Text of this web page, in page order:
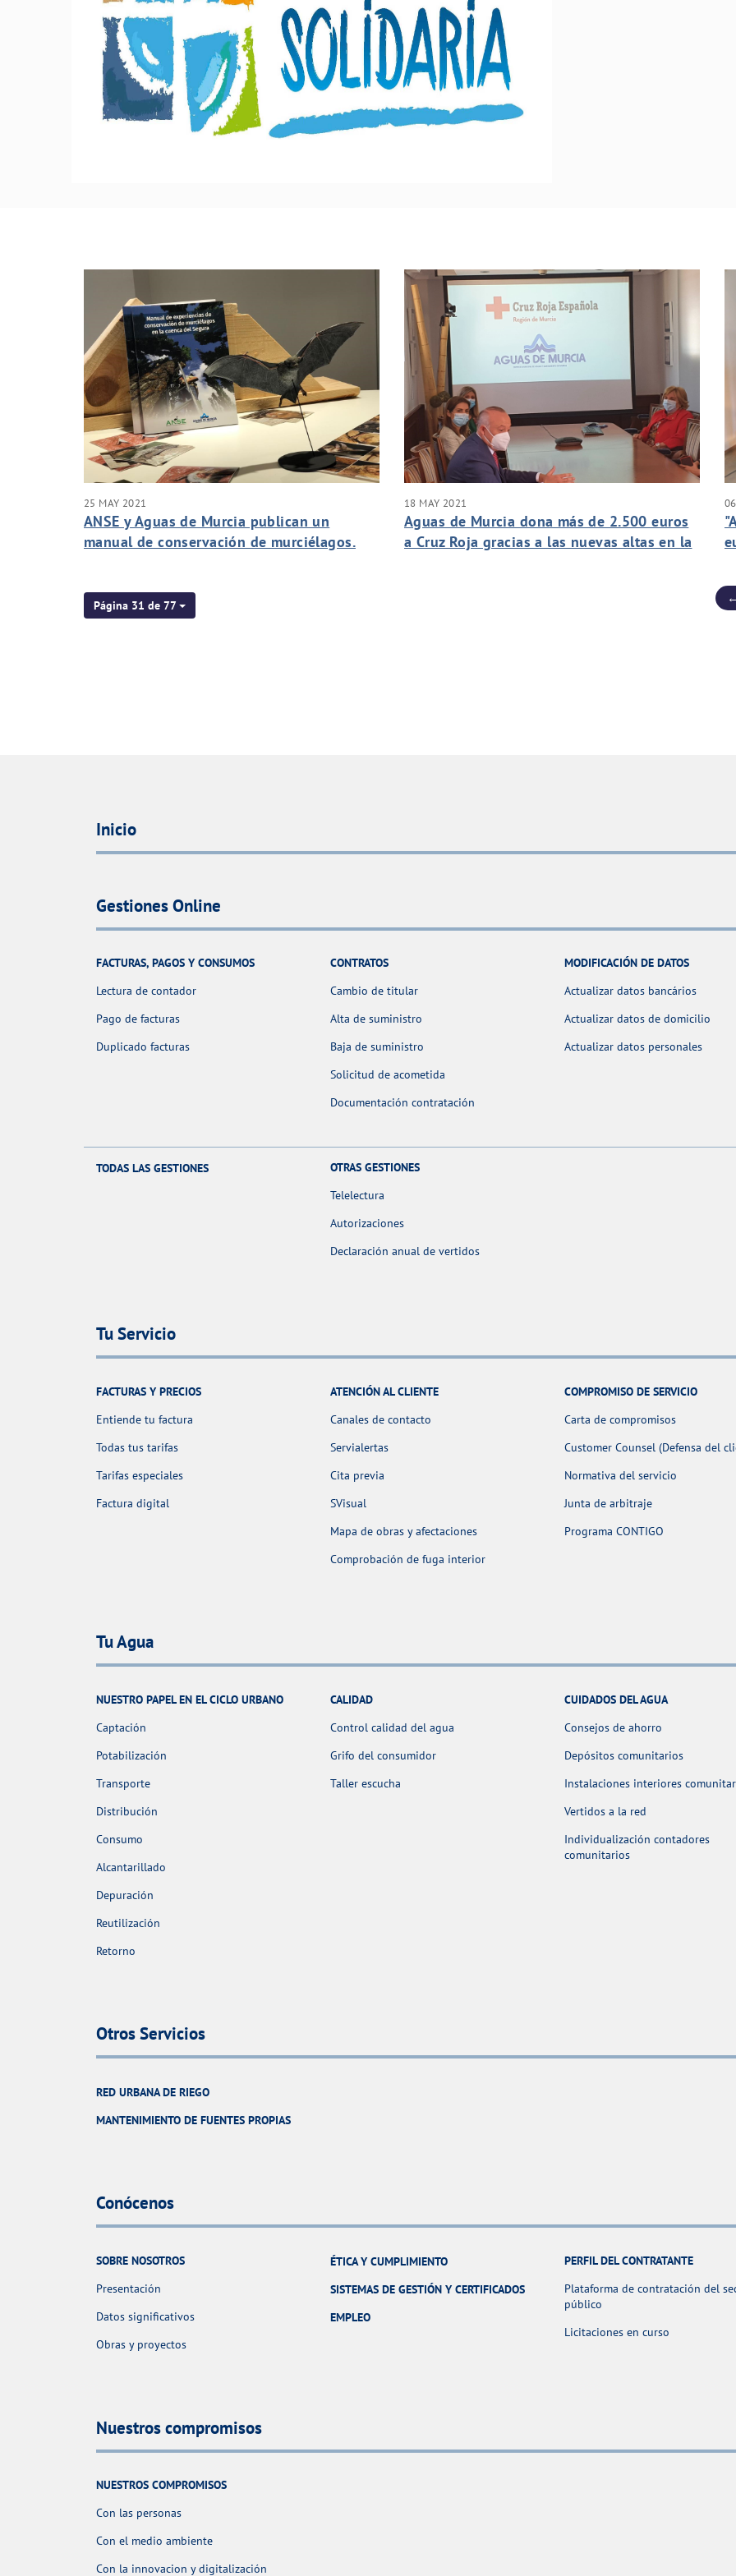
25 MAY 2021
ANSE y Aguas de Murcia publican un
manual de conservación de murciélagos.
18 MAY 2021
Aguas de Murcia dona más de 2.500 euros
a Cruz Roja gracias a las nuevas altas en la
Página 31 de 77
Inicio
Gestiones Online
FACTURAS, PAGOS Y CONSUMOS
Lectura de contador
Pago de facturas
Duplicado facturas
CONTRATOS
Cambio de titular
Alta de suministro
Baja de suministro
Solicitud de acometida
Documentación contratación
MODIFICACIÓN DE DATOS
Actualizar datos bancários
Actualizar datos de domicilio
Actualizar datos personales
TODAS LAS GESTIONES
OTRAS GESTIONES
Telelectura
Autorizaciones
Declaración anual de vertidos
Tu Servicio
FACTURAS Y PRECIOS
Entiende tu factura
Todas tus tarifas
Tarifas especiales
Factura digital
ATENCIÓN AL CLIENTE
Canales de contacto
Servialertas
Cita previa
SVisual
Mapa de obras y afectaciones
Comprobación de fuga interior
COMPROMISO DE SERVICIO
Carta de compromisos
Customer Counsel (Defensa del
Normativa del servicio
Junta de arbitraje
Programa CONTIGO
Tu Agua
NUESTRO PAPEL EN EL CICLO URBANO
Captación
Potabilización
Transporte
Distribución
Consumo
Alcantarillado
Depuración
Reutilización
Retorno
CALIDAD
Control calidad del agua
Grifo del consumidor
Taller escucha
CUIDADOS DEL AGUA
Consejos de ahorro
Depósitos comunitarios
Instalaciones interiores
Vertidos a la red
Individualización contadores
comunitarios
Otros Servicios
RED URBANA DE RIEGO
MANTENIMIENTO DE FUENTES PROPIAS
Conócenos
SOBRE NOSOTROS
Presentación
Datos significativos
Obras y proyectos
ÉTICA Y CUMPLIMIENTO
SISTEMAS DE GESTIÓN Y CERTIFICADOS
EMPLEO
PERFIL DEL CONTRATANTE
Plataforma de contratación del
público
Licitaciones en curso
Nuestros compromisos
NUESTROS COMPROMISOS
Con las personas
Con el medio ambiente
Con la innovacion y digitalización